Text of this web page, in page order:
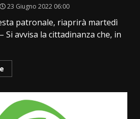
23 Giugno 2022 06:00
patronale, riaprirà martedì
Si avvisa la cittadinanza che, in